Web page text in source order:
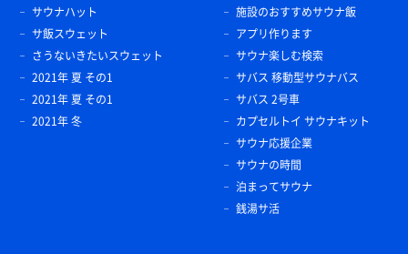
サウナハット
サ飯スウェット
さうないきたいスウェット
2021年 夏 その1
2021年 夏 その1
2021年 冬
施設のおすすめサウナ飯
アプリ作ります
サウナ楽しむ検索
サバス 移動型サウナバス
サバス 2号車
カプセルトイ サウナキット
サウナ応援企業
サウナの時間
泊まってサウナ
銭湯サ活